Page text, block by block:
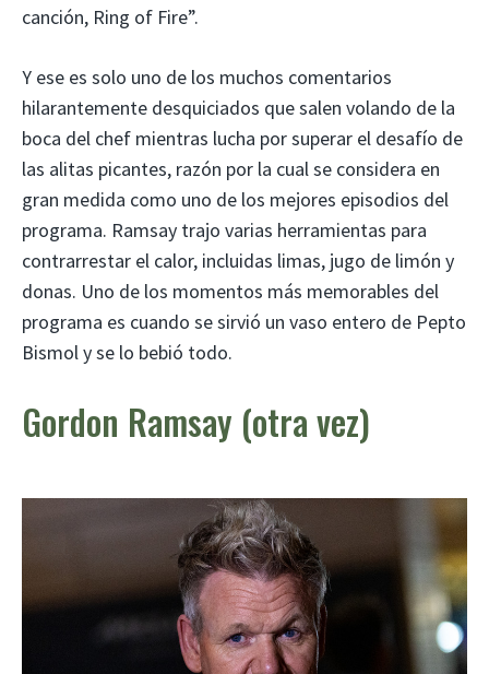
canción, Ring of Fire”.
Y ese es solo uno de los muchos comentarios
hilarantemente desquiciados que salen volando de la
boca del chef mientras lucha por superar el desafío de
las alitas picantes, razón por la cual se considera en
gran medida como uno de los mejores episodios del
programa. Ramsay trajo varias herramientas para
contrarrestar el calor, incluidas limas, jugo de limón y
donas. Uno de los momentos más memorables del
programa es cuando se sirvió un vaso entero de Pepto
Bismol y se lo bebió todo.
Gordon Ramsay (otra vez)